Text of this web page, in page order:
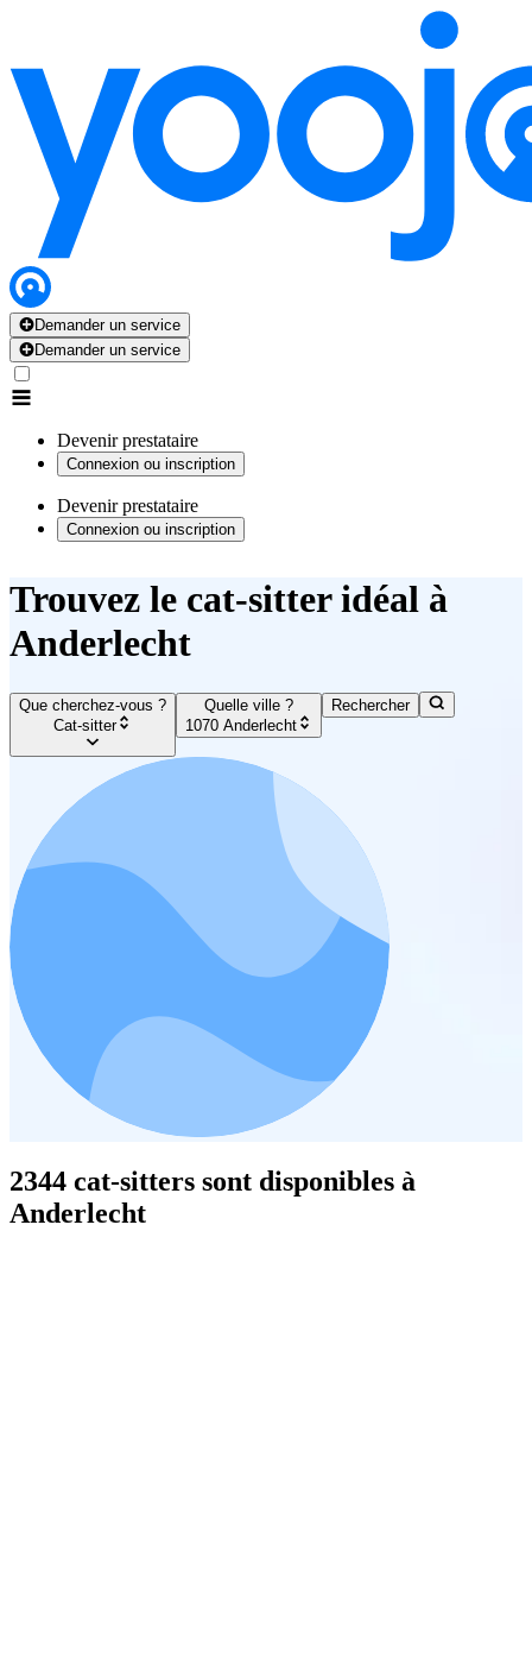
Demander un service
Demander un service
Devenir prestataire
Connexion ou inscription
Devenir prestataire
Connexion ou inscription
Trouvez le cat-sitter idéal à
Anderlecht
Que cherchez-vous ?
Cat-sitter
Quelle ville ?
1070 Anderlecht
Rechercher
2344 cat-sitters sont disponibles à
Anderlecht